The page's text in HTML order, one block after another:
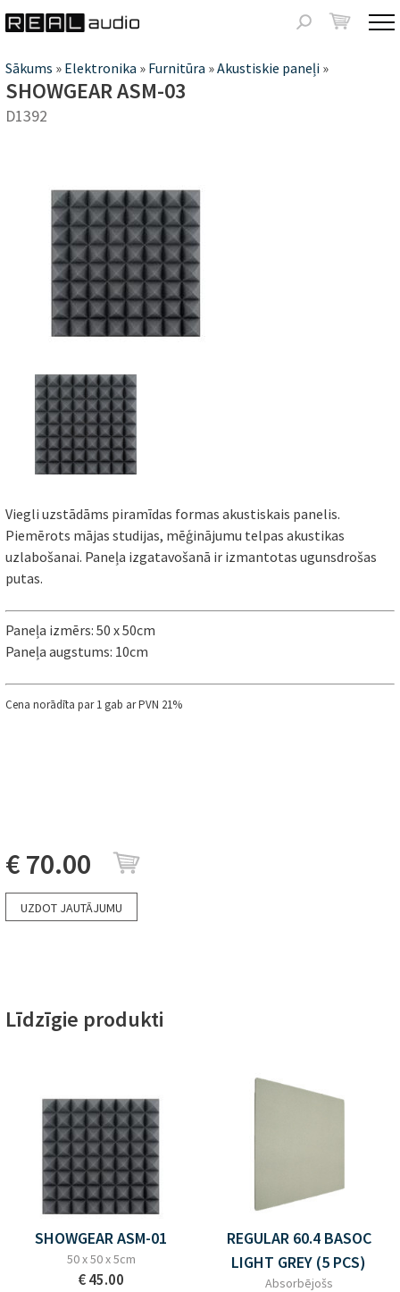
Meklēšanas
forma
Jūs
atrodaties
Sākums » Elektronika » Furnitūra »Akustiskie paneļi »
SHOWGEAR ASM-03
D1392
Viegli uzstādāms piramīdas formas akustiskais panelis.
Piemērots mājas studijas, mēģinājumu telpas akustikas
uzlabošanai. Paneļa izgatavošanā ir izmantotas ugunsdrošas
putas.
Paneļa izmērs: 50 x 50cm
Paneļa augstums: 10cm
Cena norādīta par 1 gab ar PVN 21%
€ 70.00
UZDOT JAUTĀJUMU
Līdzīgie produkti
SHOWGEAR ASM-01
50 x 50 x 5cm
€ 45.00
REGULAR 60.4 BASOC
LIGHT GREY (5 PCS)
Absorbējošs